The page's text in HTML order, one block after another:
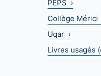
PEPS ›
Collège Mérici
Uqar ›
Livres usagés